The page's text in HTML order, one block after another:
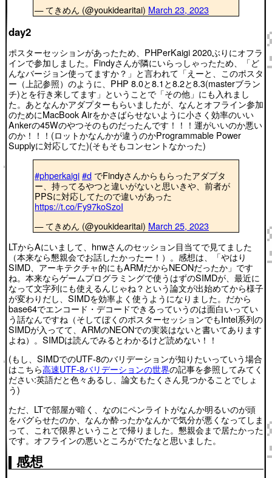
— てきめん (@youkidearitai) March 23, 2023
day2
ポスターセッションがあったため、PHPerKaigi 2020ぶりにオフラ
インで参加しました。Findyさんが隣にいらっしゃったため、「ど
んなバージョン使ってますか？」と言われて「えーと、このポスタ
ー（上記参照）のように、PHP 8.0と8.1と8.2と8.3(masterブラン
チ)とを行き来してます」ということで「その他」にも入れまし
た。あとなんかアダプターもらいましたが、なんとオフライン参加
のためにMacBook Airをかさばらせないように小さく効率のいい
Ankerの45Wのやつそのものだったんです！！！運がいいのか悪い
のか！！！(ロットかなんかが違うのかProgrammable Power
Supplyに対応してた)(そもそもコンセントなかった)
#phperkaigi#d でFindyさんからもらったアダプタ
ー、持ってるやつと違いがないと思いきや、前者が
PPSに対応してたので違いがあった
https://t.co/Fy97koSzoI
— てきめん (@youkidearitai) March 25, 2023
LTからAにいまして、hnwさんのセッション目当てで見てました
（本来なら懇親会でお話したかったー！）。感想は、「やはり
SIMD、アーキテクチャ的にもARMだからNEONだったか」です
ね。本来ならゲームプログラミングで使うはずのSIMDが、最近に
なって文字列にも使えるんじゃね？という論文が出始めてから様子
が変わりだし、SIMDを効率よく使うようになりました。だから
base64でエンコード・デコードできるっていうのは面白いってい
う話なんですね（そしてぼくのポスターセッションでもIntel系列の
SIMDが入ってて、ARMのNEONでの実装はないと書いてあります
よね）。SIMDは読んでみるとわかるけど読めない！！
(もし、SIMDでのUTF-8のバリデーションが知りたいっていう場合
はこちら高速UTF-8バリデーションの世界の記事を参照してみてく
ださい:英語だと色々あるし、論文もたくさん見つかることでしょ
う)
ただ、LTで部屋が暗く、なのにペンライトがなんか明るいのが頭
をバグらせたのか、なんか酔ったかなんかで気分が悪くなってしま
って、これで限界ということで帰りました。懇親会まで居たかった
です。オフラインの悪いところがでたなと思いました。
感想